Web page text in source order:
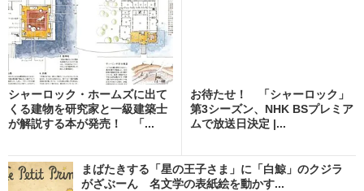
シャーロック・ホームズに出て
くる建物を研究家と一級建築士
が解説する本が発売！ 「...
お待たせ！ 「シャーロック」
第3シーズン、NHK BSプレミア
ムで放送日決定 |...
まばたきする「星の王子さま」に「白鯨」のクジラ
がざぶーん 名文学の表紙絵を動かす...